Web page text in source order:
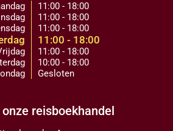
11:00 - 18:00
11:00 - 18:00
11:00 - 18:00
11:00 - 18:00
11:00 - 18:00
10:00 - 18:00
Gesloten
reisboekhandel